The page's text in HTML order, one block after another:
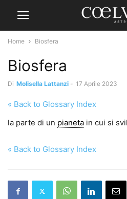
Home Biosfera
Biosfera
Di Molisella Lattanzi - 17 Aprile 2023
« Back to Glossary Index
la parte di un pianeta in cui si
« Back to Glossary Index